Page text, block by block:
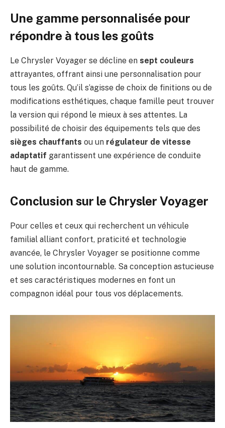
Une gamme personnalisée pour
répondre à tous les goûts
Le Chrysler Voyager se décline en sept couleurs
attrayantes, offrant ainsi une personnalisation pour
tous les goûts. Qu’il s’agisse de choix de finitions ou de
modifications esthétiques, chaque famille peut trouver
la version qui répond le mieux à ses attentes. La
possibilité de choisir des équipements tels que des
sièges chauffants ou un régulateur de vitesse
adaptatif garantissent une expérience de conduite
haut de gamme.
Conclusion sur le Chrysler Voyager
Pour celles et ceux qui recherchent un véhicule
familial alliant confort, praticité et technologie
avancée, le Chrysler Voyager se positionne comme
une solution incontournable. Sa conception astucieuse
et ses caractéristiques modernes en font un
compagnon idéal pour tous vos déplacements.